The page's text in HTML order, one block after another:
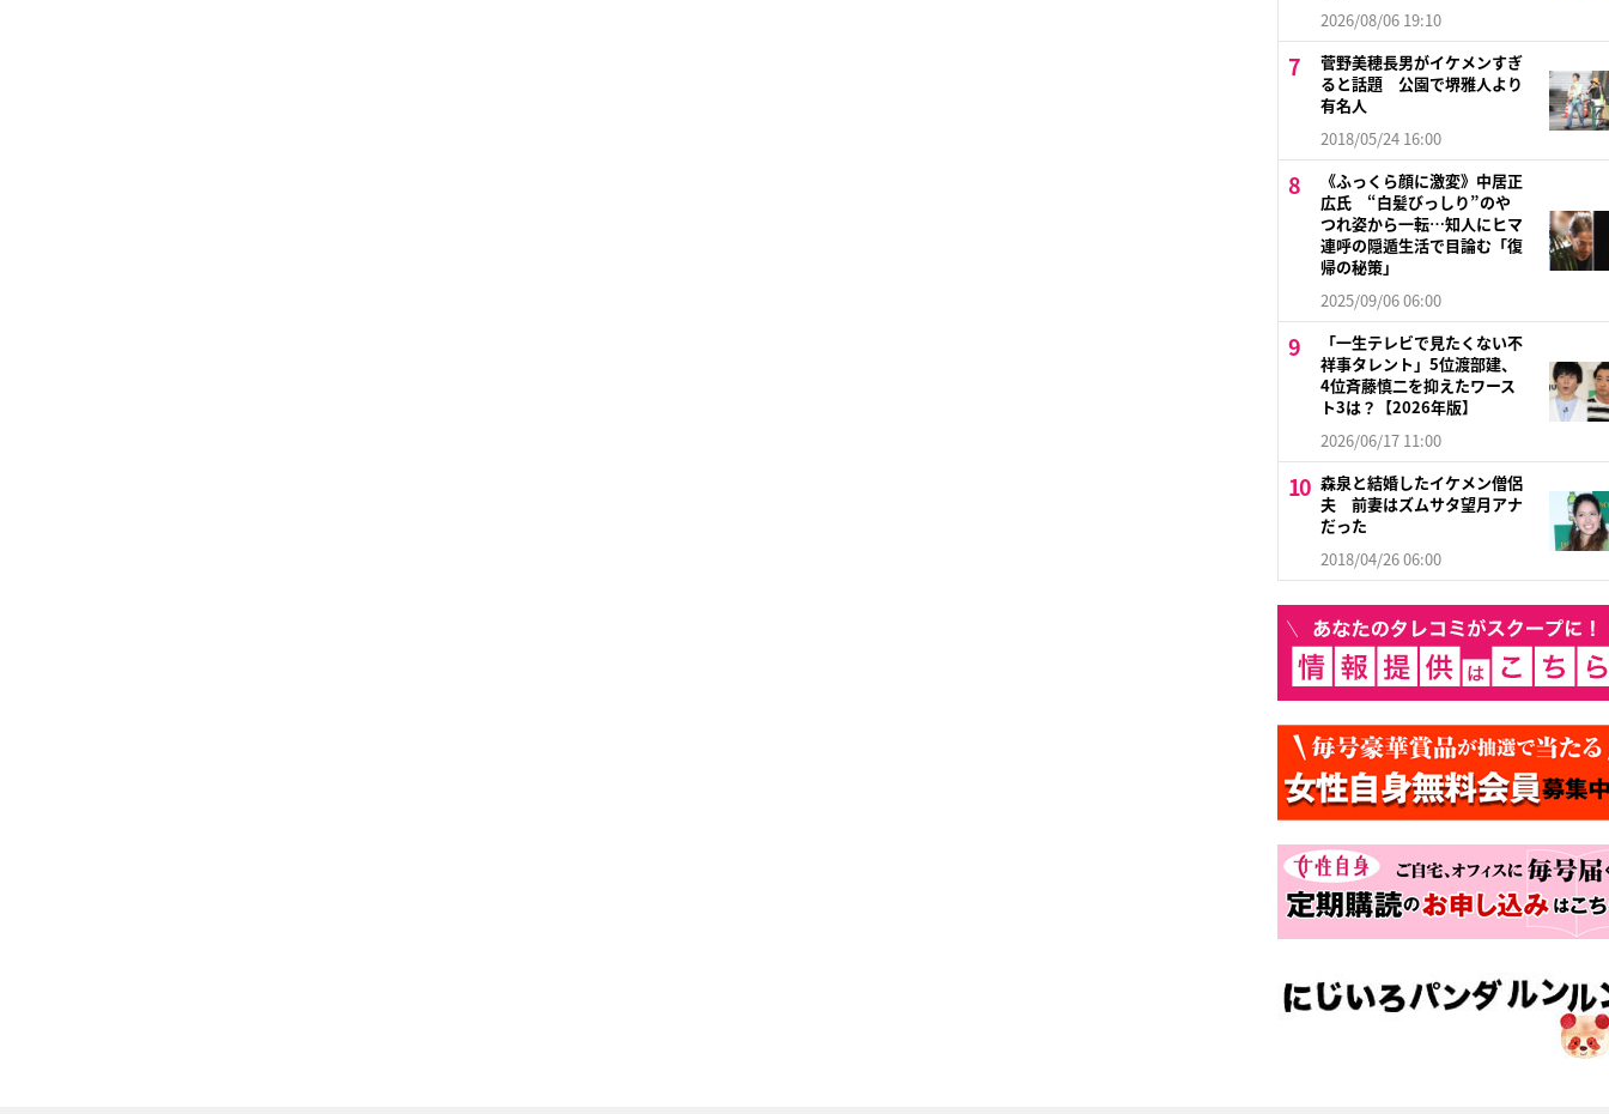
2026/08/06 19:10
菅野美穂長男がイケメンすぎ
ると話題 公園で堺雅人より
有名人
2018/05/24 16:00
《ふっくら顔に激変》中居正
広氏 “白髪びっしり”のや
つれ姿から一転…知人にヒマ
連呼の隠遁生活で目論む「復
帰の秘策」
2025/09/06 06:00
「一生テレビで見たくない不
祥事タレント」5位渡部建、
4位斉藤慎二を抑えたワース
ト3は？【2026年版】
2026/06/17 11:00
森泉と結婚したイケメン僧侶
夫 前妻はズムサタ望月アナ
だった
2018/04/26 06:00